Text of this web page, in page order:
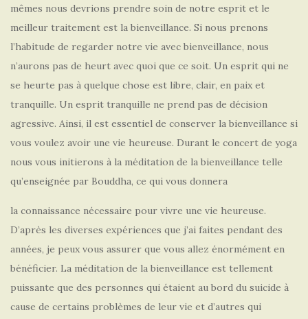
mêmes nous devrions prendre soin de notre esprit et le
meilleur traitement est la bienveillance. Si nous prenons
l’habitude de regarder notre vie avec bienveillance, nous
n’aurons pas de heurt avec quoi que ce soit. Un esprit qui ne
se heurte pas à quelque chose est libre, clair, en paix et
tranquille. Un esprit tranquille ne prend pas de décision
agressive. Ainsi, il est essentiel de conserver la bienveillance si
vous voulez avoir une vie heureuse. Durant le concert de yoga
nous vous initierons à la méditation de la bienveillance telle
qu’enseignée par Bouddha, ce qui vous donnera
la connaissance nécessaire pour vivre une vie heureuse.
D’après les diverses expériences que j’ai faites pendant des
années, je peux vous assurer que vous allez énormément en
bénéficier. La méditation de la bienveillance est tellement
puissante que des personnes qui étaient au bord du suicide à
cause de certains problèmes de leur vie et d’autres qui